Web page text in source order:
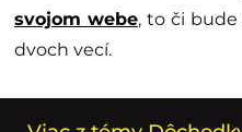
svojom webe, to či bude
dvoch vecí.